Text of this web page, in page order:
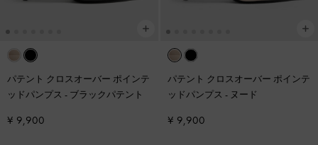
パテント クロスオーバー ポインテ
ッドパンプス - ブラックパテント
¥ 9,900
パテント クロスオーバー ポインテ
ッドパンプス - ヌード
¥ 9,900